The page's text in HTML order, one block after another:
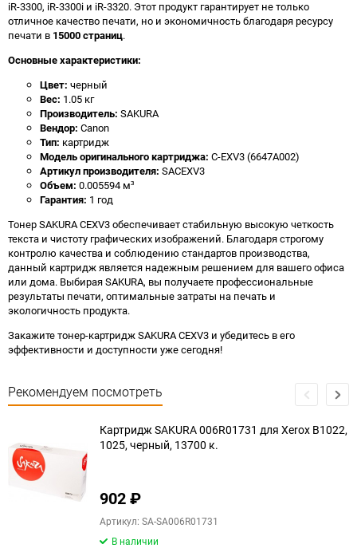
iR-3300, iR-3300i и iR-3320. Этот продукт гарантирует не только
отличное качество печати, но и экономичность благодаря ресурсу
печати в 15000 страниц.
Основные характеристики:
Цвет: черный
Вес: 1.05 кг
Производитель: SAKURA
Вендор: Canon
Тип: картридж
Модель оригинального картриджа: C-EXV3 (6647A002)
Артикул производителя: SACEXV3
Объем: 0.005594 м³
Гарантия: 1 год
Тонер SAKURA CEXV3 обеспечивает стабильную высокую четкость
текста и чистоту графических изображений. Благодаря строгому
контролю качества и соблюдению стандартов производства,
данный картридж является надежным решением для вашего офиса
или дома. Выбирая SAKURA, вы получаете профессиональные
результаты печати, оптимальные затраты на печать и
экологичность продукта.
Закажите тонер-картридж SAKURA CEXV3 и убедитесь в его
эффективности и доступности уже сегодня!
Рекомендуем посмотреть
Картридж SAKURA 006R01731 для Xerox B1022,
1025, черный, 13700 к.
902₽
Артикул: SA-SA006R01731
В наличии